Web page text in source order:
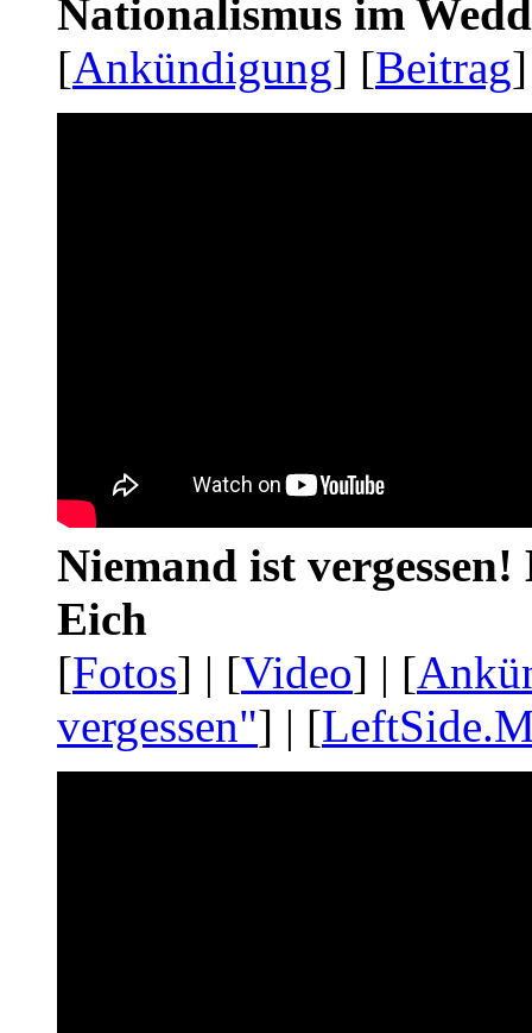
Nationalismus im
[Ankündigung] [Beitrag
Niemand ist
Eich
[Fotos] | [Video] | [
vergessen"] | [